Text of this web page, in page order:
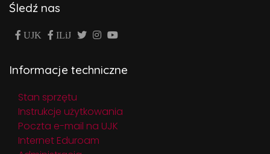
Śledź nas
UJK ILiJ
Informacje techniczne
Stan sprzętu
Instrukcje użytkowania
Poczta e-mail na UJK
Internet Eduroam